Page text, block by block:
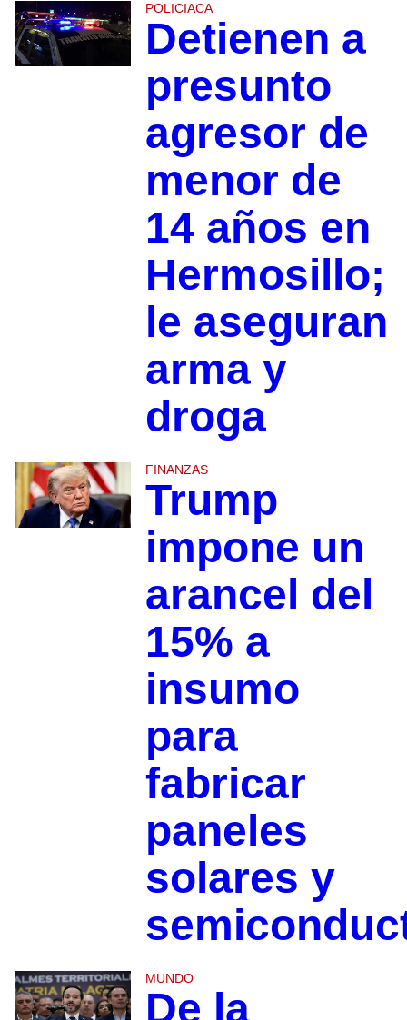
POLICIACA
Detienen a
presunto
agresor de
menor de
14 años en
Hermosillo;
le aseguran
arma y
droga
FINANZAS
Trump
impone un
arancel del
15% a
insumo
para
fabricar
paneles
solares y
MUNDO
De la